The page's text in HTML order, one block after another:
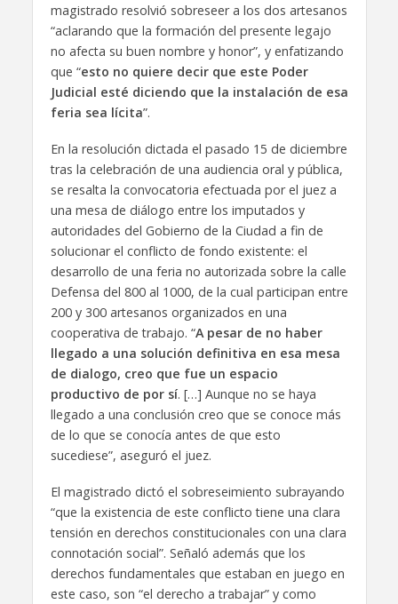
magistrado resolvió sobreseer a los dos artesanos
“aclarando que la formación del presente legajo
no afecta su buen nombre y honor”, y enfatizando
que “esto no quiere decir que este Poder
Judicial esté diciendo que la instalación de esa
feria sea lícita”.
En la resolución dictada el pasado 15 de diciembre
tras la celebración de una audiencia oral y pública,
se resalta la convocatoria efectuada por el juez a
una mesa de diálogo entre los imputados y
autoridades del Gobierno de la Ciudad a fin de
solucionar el conflicto de fondo existente: el
desarrollo de una feria no autorizada sobre la calle
Defensa del 800 al 1000, de la cual participan entre
200 y 300 artesanos organizados en una
cooperativa de trabajo. “A pesar de no haber
llegado a una solución definitiva en esa mesa
de dialogo, creo que fue un espacio
productivo de por sí. […] Aunque no se haya
llegado a una conclusión creo que se conoce más
de lo que se conocía antes de que esto
sucediese”, aseguró el juez.
El magistrado dictó el sobreseimiento subrayando
“que la existencia de este conflicto tiene una clara
tensión en derechos constitucionales con una clara
connotación social”. Señaló además que los
derechos fundamentales que estaban en juego en
este caso, son “el derecho a trabajar” y como